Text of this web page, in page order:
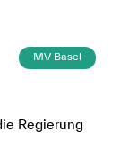
MV Basel
Regierung